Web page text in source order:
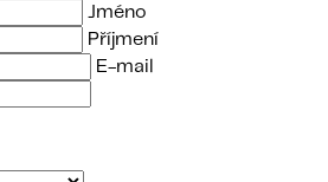
Jméno
Příjmení
E-mail